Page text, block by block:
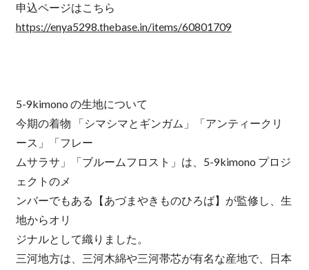
申込ページはこちら
https://enya5298.thebase.in/items/60801709
5-9kimono の生地について
今期の着物 「シマシマとギンガム」「アンティークリ
ース」「フレー
ムサラサ」「ブルームフロスト」は、5-9kimono プロジ
ェクトのメ
ンバーでもある【あづまやきものひろば】が監修し、生
地からオリ
ジナルとして織りました。
三河地方は、三河木綿や三河帯芯が有名な産地で、日本